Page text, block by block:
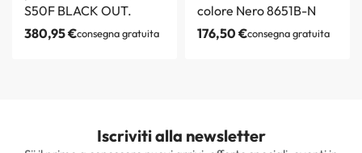
S50F BLACK OUT.
380,95€consegna gratuita
colore Nero 8651B-N
176,50€consegna gratuita
Iscriviti alla newsletter